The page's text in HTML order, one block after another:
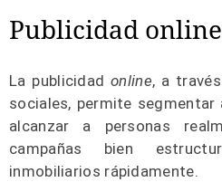
Publicidad online
La publicidadonline, a
sociales, permite
alcanzar a personas
campañas bien
inmobiliarios rápidamente.